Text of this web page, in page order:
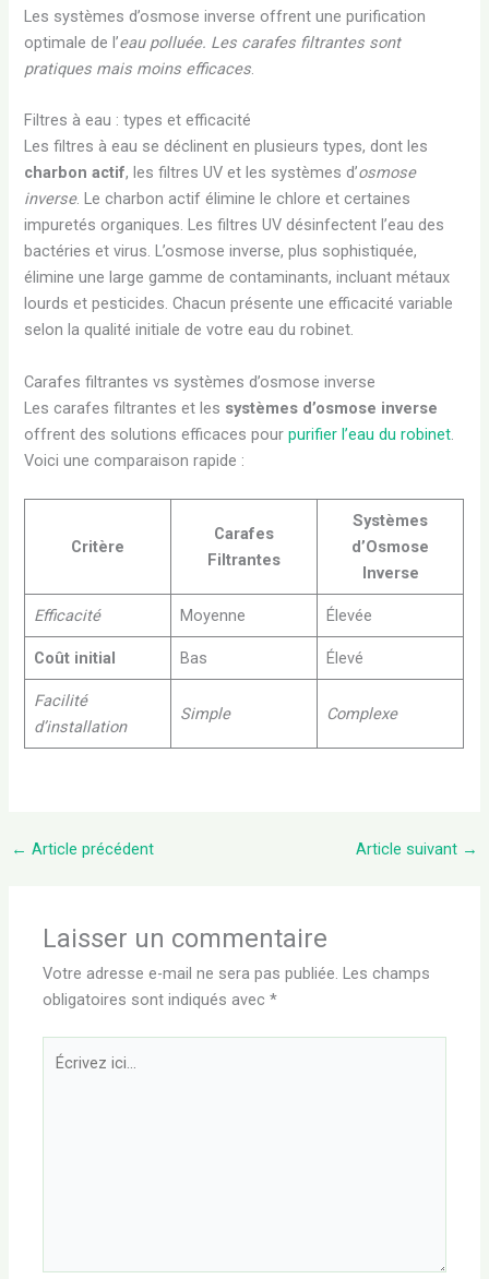
Les systèmes d’osmose inverse offrent une purification
optimale de l’eau polluée. Les carafes filtrantes sont
pratiques mais moins efficaces.
Filtres à eau : types et efficacité
Les filtres à eau se déclinent en plusieurs types, dont les
charbon actif, les filtres UV et les systèmes d’osmose
inverse. Le charbon actif élimine le chlore et certaines
impuretés organiques. Les filtres UV désinfectent l’eau des
bactéries et virus. L’osmose inverse, plus sophistiquée,
élimine une large gamme de contaminants, incluant métaux
lourds et pesticides. Chacun présente une efficacité variable
selon la qualité initiale de votre eau du robinet.
Carafes filtrantes vs systèmes d’osmose inverse
Les carafes filtrantes et les systèmes d’osmose inverse
offrent des solutions efficaces pourpurifier l’eau du robinet
Voici une comparaison rapide :
Critère
Carafes
Filtrantes
Systèmes
d’Osmose
Inverse
Efficacité Moyenne Élevée
Coût initial Bas Élevé
Facilité
d’installation
Simple Complexe
← Article précédent Article suivant →
Laisser un commentaire
Votre adresse e-mail ne sera pas publiée. Les champs
obligatoires sont indiqués avec*
Écrivez
ici…